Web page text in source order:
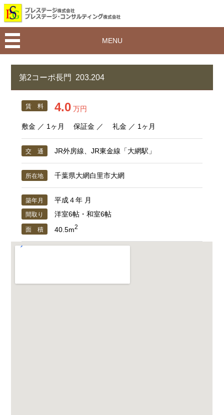
MENU
第2コーポ長門 203.204
賃 料 4.0 万円
敷金 ／ 1ヶ月 保証金 ／ 礼金 ／ 1ヶ月
交 通 JR外房線、JR東金線「大網駅」
所在地 千葉県大網白里市大網
築年月 平成４年 月
間取り 洋室6帖・和室6帖
面 積 40.5m2